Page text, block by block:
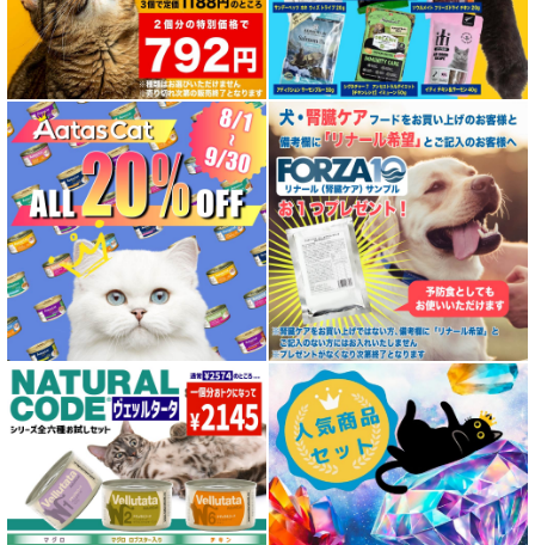
特殊製法のドッグフード
特殊製法のキャットフード
全年齢対応 フード for DOG
パピー用 フード for DOG
成犬用 フード for DOG
シニア犬用フード for DOG
食物アレルギー対応 ドッグフード